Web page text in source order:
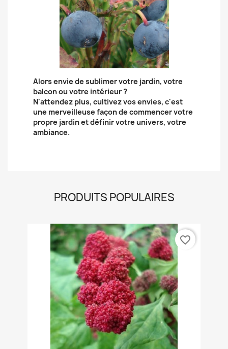
Alors envie de sublimer votre jardin, votre
balcon ou votre intérieur ?
N'attendez plus, cultivez vos envies, c'est
une merveilleuse façon de commencer votre
propre jardin et définir votre univers, votre
ambiance.
PRODUITS POPULAIRES
favorite_border